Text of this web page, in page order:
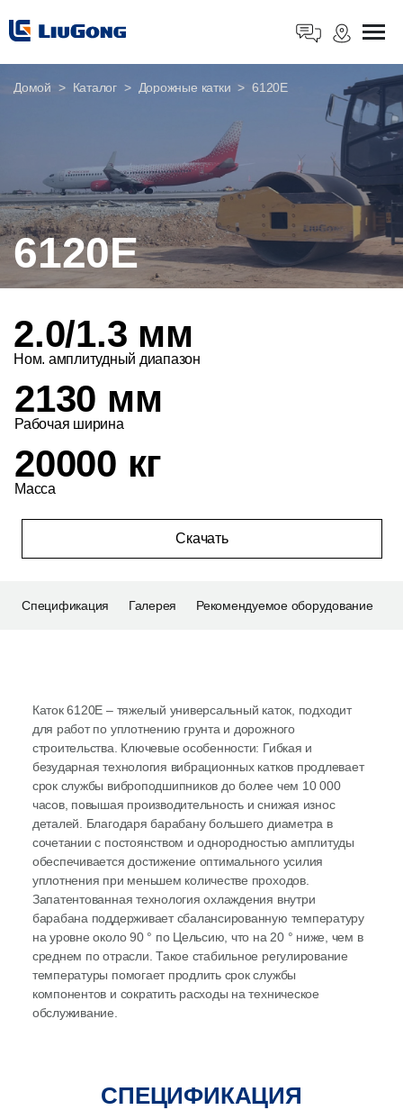
6120E
2.0/1.3 мм
Ном. амплитудный диапазон
2130 мм
Рабочая ширина
20000 кг
Масса
Скачать
Домой Каталог Дорожные катки 6120E
Спецификация Галерея Рекомендуемое оборудование
Каток 6120Е – тяжелый универсальный каток, подходит
для работ по уплотнению грунта и дорожного
строительства. Ключевые особенности: Гибкая и
безударная технология вибрационных катков продлевает
срок службы виброподшипников до более чем 10 000
часов, повышая производительность и снижая износ
деталей. Благодаря барабану большего диаметра в
сочетании с постоянством и однородностью амплитуды
обеспечивается достижение оптимального усилия
уплотнения при меньшем количестве проходов.
Запатентованная технология охлаждения внутри
барабана поддерживает сбалансированную температуру
на уровне около 90 ° по Цельсию, что на 20 ° ниже, чем в
среднем по отрасли. Такое стабильное регулирование
температуры помогает продлить срок службы
компонентов и сократить расходы на техническое
обслуживание.
СПЕЦИФИКАЦИЯ